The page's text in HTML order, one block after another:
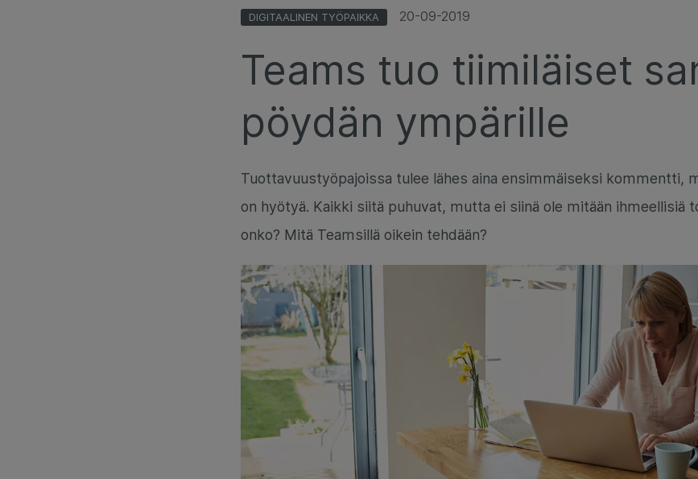
DIGITAALINEN TYÖPAIKKA 20-09-2019
Teams tuo tiimiläiset
pöydän ympärille
Tuottavuustyöpajoissa tulee lähes aina ensimmäiseksi kommentti,
on hyötyä. Kaikki siitä puhuvat, mutta ei siinä ole mitään ihmeellisiä
onko? Mitä Teamsillä oikein tehdään?